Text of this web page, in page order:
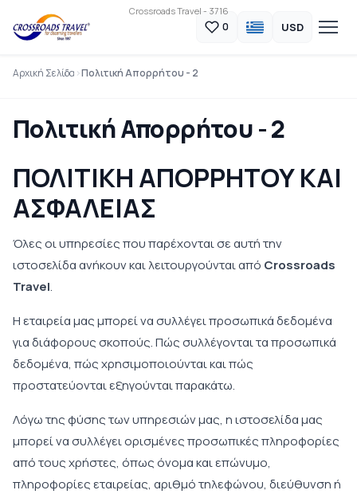
Crossroads Travel - 3716
0 USD
Αρχική Σελίδα Πολιτική Απορρήτου - 2
Πολιτική Απορρήτου - 2
ΠΟΛΙΤΙΚΗ ΑΠΟΡΡΗΤΟΥ ΚΑΙ
ΑΣΦΑΛΕΙΑΣ
Όλες οι υπηρεσίες που παρέχονται σε αυτή την
ιστοσελίδα ανήκουν και λειτουργούνται από Crossroads
Travel.
Η εταιρεία μας μπορεί να συλλέγει προσωπικά δεδομένα
για διάφορους σκοπούς. Πώς συλλέγονται τα προσωπικά
δεδομένα, πώς χρησιμοποιούνται και πώς
προστατεύονται εξηγούνται παρακάτω.
Λόγω της φύσης των υπηρεσιών μας, η ιστοσελίδα μας
μπορεί να συλλέγει ορισμένες προσωπικές πληροφορίες
από τους χρήστες, όπως όνομα και επώνυμο,
πληροφορίες εταιρείας, αριθμό τηλεφώνου, διεύθυνση ή